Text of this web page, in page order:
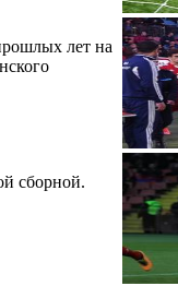
лет на
сборной.